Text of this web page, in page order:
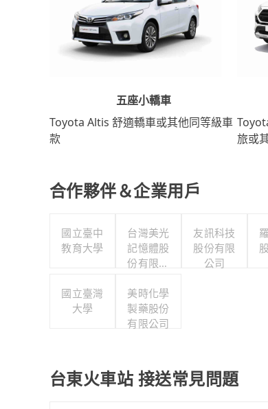
五座小轎車
Toyota Altis 舒適轎車或其他同等級車
款
旅或
合作夥伴＆企業用戶
國立臺中
教育大學
台灣美光
記憶體股
份有限公
友訊科技
股份有限
公司
國立臺灣
大學
美時化學
製藥股份
有限公司
台東火車站 接送常見問題